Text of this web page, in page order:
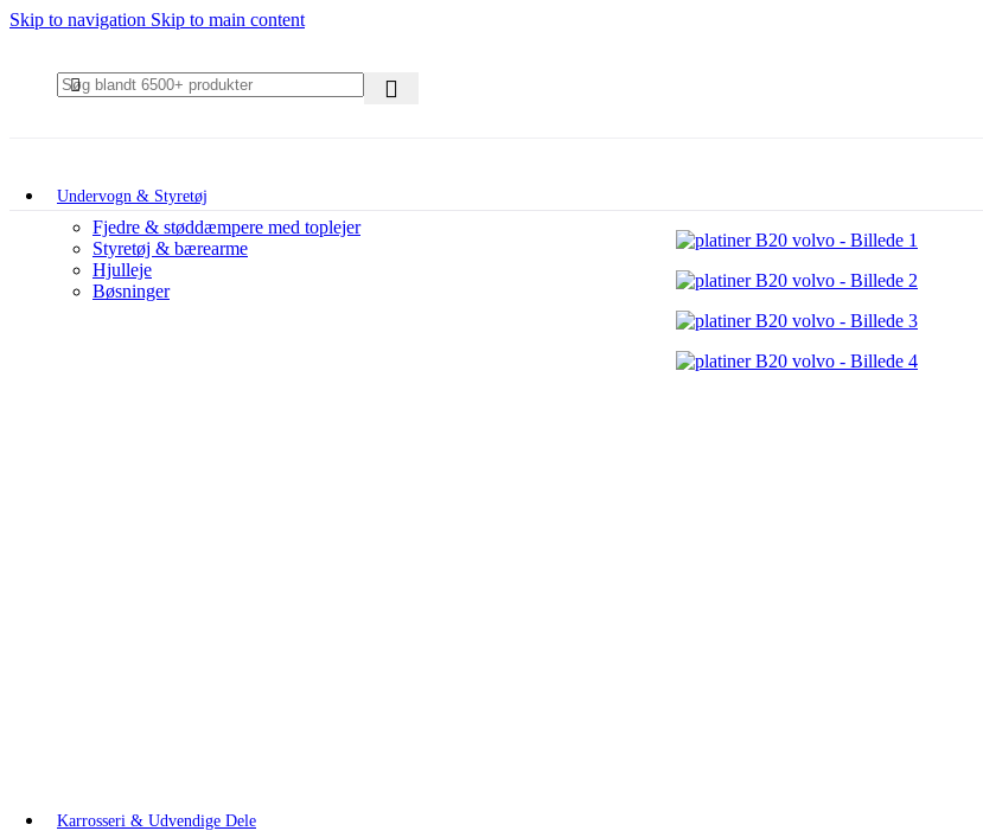
Skip to navigation Skip to main content
Undervogn & Styretøj
Fjedre & støddæmpere med toplejer
Styretøj & bærearme
Hjulleje
Bøsninger
Karrosseri & Udvendige Dele